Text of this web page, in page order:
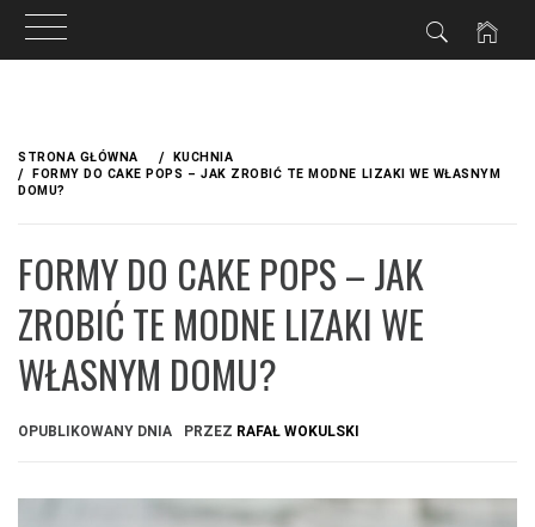
treściSTRONA GŁÓWNA
KUCHNIA
FORMY DO CAKE POPS – JAK ZROBIĆ TE MODNE LIZAKI WE WŁASNYM
DOMU?
FORMY DO CAKE POPS – JAK
ZROBIĆ TE MODNE LIZAKI WE
WŁASNYM DOMU?
OPUBLIKOWANY DNIA PRZEZ RAFAŁ WOKULSKI